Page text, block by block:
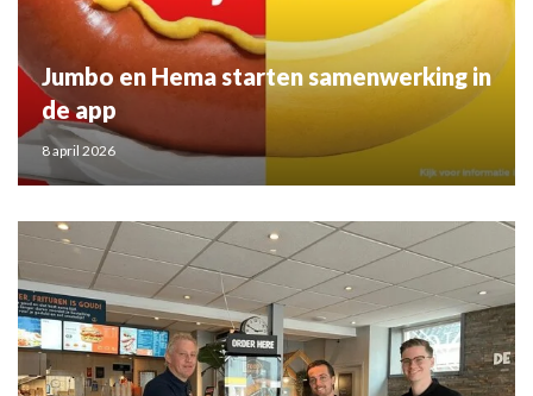
Jumbo en Hema starten samenwerking in
de app
8 april 2026